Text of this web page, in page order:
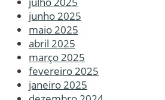
junho 2025
maio 2025
abril 2025
março 2025
fevereiro 2025
janeiro 2025